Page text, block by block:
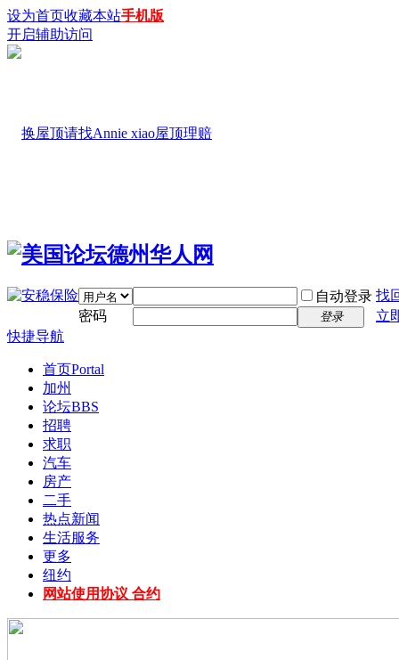
设为首页收藏本站手机版
开启辅助访问
自动登录 找
密码
登录
立
快捷导航
首页Portal
加州
论坛BBS
招聘
求职
汽车
房产
二手
热点新闻
生活服务
更多
纽约
网站使用协议 合约